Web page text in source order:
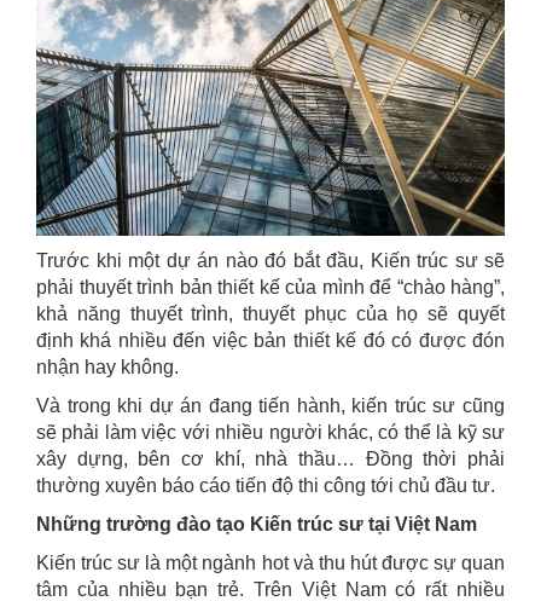
Trước khi một dự án nào đó bắt đầu, Kiến trúc sư sẽ
phải thuyết trình bản thiết kế của mình để “chào hàng”,
khả năng thuyết trình, thuyết phục của họ sẽ quyết
định khá nhiều đến việc bản thiết kế đó có được đón
nhận hay không.
Và trong khi dự án đang tiến hành, kiến trúc sư cũng
sẽ phải làm việc với nhiều người khác, có thể là kỹ sư
xây dựng, bên cơ khí, nhà thầu… Đồng thời phải
thường xuyên báo cáo tiến độ thi công tới chủ đầu tư.
Những trường đào tạo Kiến trúc sư tại Việt Nam
Kiến trúc sư là một ngành hot và thu hút được sự quan
tâm của nhiều bạn trẻ. Trên Việt Nam có rất nhiều